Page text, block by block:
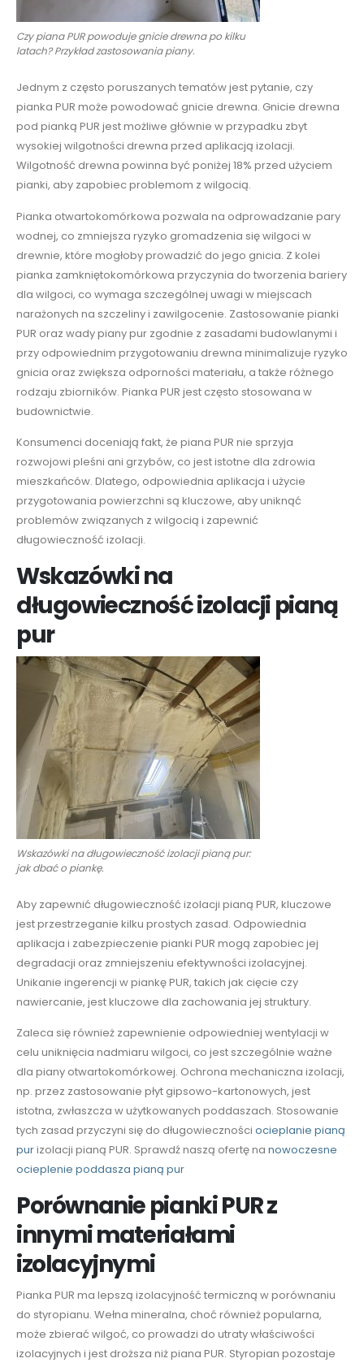
Czy piana PUR powoduje gnicie drewna po kilku
latach? Przykład zastosowania piany.
Jednym z często poruszanych tematów jest pytanie, czy
pianka PUR może powodować gnicie drewna. Gnicie drewna
pod pianką PUR jest możliwe głównie w przypadku zbyt
wysokiej wilgotności drewna przed aplikacją izolacji.
Wilgotność drewna powinna być poniżej 18% przed użyciem
pianki, aby zapobiec problemom z wilgocią.
Pianka otwartokomórkowa pozwala na odprowadzanie pary
wodnej, co zmniejsza ryzyko gromadzenia się wilgoci w
drewnie, które mogłoby prowadzić do jego gnicia. Z kolei
pianka zamkniętokomórkowa przyczynia do tworzenia bariery
dla wilgoci, co wymaga szczególnej uwagi w miejscach
narażonych na szczeliny i zawilgocenie. Zastosowanie pianki
PUR oraz wady piany pur zgodnie z zasadami budowlanymi i
przy odpowiednim przygotowaniu drewna minimalizuje ryzyko
gnicia oraz zwiększa odporności materiału, a także różnego
rodzaju zbiorników. Pianka PUR jest często stosowana w
budownictwie.
Konsumenci doceniają fakt, że piana PUR nie sprzyja
rozwojowi pleśni ani grzybów, co jest istotne dla zdrowia
mieszkańców. Dlatego, odpowiednia aplikacja i użycie
przygotowania powierzchni są kluczowe, aby uniknąć
problemów związanych z wilgocią i zapewnić
długowieczność izolacji.
Wskazówki na
długowieczność izolacji pianą
pur
Wskazówki na długowieczność izolacji pianą pur:
jak dbać o piankę.
Aby zapewnić długowieczność izolacji pianą PUR, kluczowe
jest przestrzeganie kilku prostych zasad. Odpowiednia
aplikacja i zabezpieczenie pianki PUR mogą zapobiec jej
degradacji oraz zmniejszeniu efektywności izolacyjnej.
Unikanie ingerencji w piankę PUR, takich jak cięcie czy
nawiercanie, jest kluczowe dla zachowania jej struktury.
Zaleca się również zapewnienie odpowiedniej wentylacji w
celu uniknięcia nadmiaru wilgoci, co jest szczególnie ważne
dla piany otwartokomórkowej. Ochrona mechaniczna izolacji,
np. przez zastosowanie płyt gipsowo-kartonowych, jest
istotna, zwłaszcza w użytkowanych poddaszach. Stosowanie
tych zasad przyczyni się do długowieczności ocieplanie pianą
purizolacji pianą PUR. Sprawdź naszą ofertę na nowoczesne
ocieplenie poddasza pianą pur
Porównanie pianki PUR z
innymi materiałami
izolacyjnymi
Pianka PUR ma lepszą izolacyjność termiczną w porównaniu
do styropianu. Wełna mineralna, choć również popularna,
może zbierać wilgoć, co prowadzi do utraty właściwości
izolacyjnych i jest droższa niż piana PUR. Styropian pozostaje